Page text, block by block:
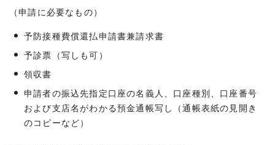
（申請に必要なもの）
予防接種費償還払申請書兼請求書
予診票（写しも可）
領収書
申請者の振込先指定口座の名義人、口座種別、口座番号
および支店名がわかる預金通帳写し（通帳表紙の見開き
のコピーなど）